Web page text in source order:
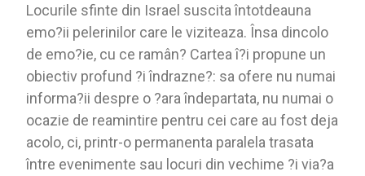
Locurile sfinte din Israel suscita întotdeauna
emo?ii pelerinilor care le viziteaza. Însa dincolo
de emo?ie, cu ce ramân? Cartea î?i propune un
obiectiv profund ?i îndrazne?: sa ofere nu numai
informa?ii despre o ?ara îndepartata, nu numai o
ocazie de reamintire pentru cei care au fost deja
acolo, ci, printr-o permanenta paralela trasata
între evenimente sau locuri din vechime ?i via?a